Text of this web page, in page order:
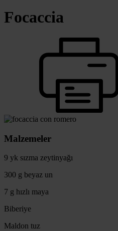
Focaccia
Malzemeler
9 yk sızma zeytinyağı
300 g beyaz un
7 g hızlı maya
Biberiye
Maldon tuz